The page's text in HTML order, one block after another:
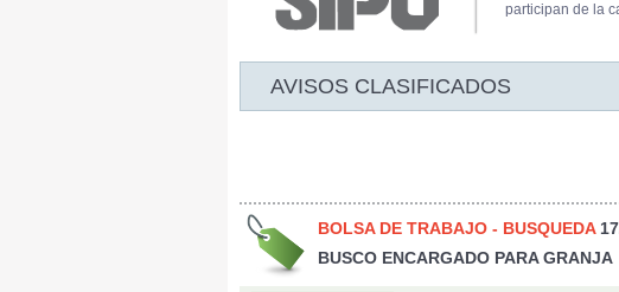
participan de la
AVISOS CLASIFICADOS
BOLSA DE TRABAJO - BUSQUEDA
BUSCO ENCARGADO PARA GRANJA